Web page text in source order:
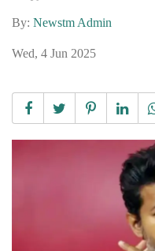
By: Newstm Admin
Wed, 4 Jun 2025